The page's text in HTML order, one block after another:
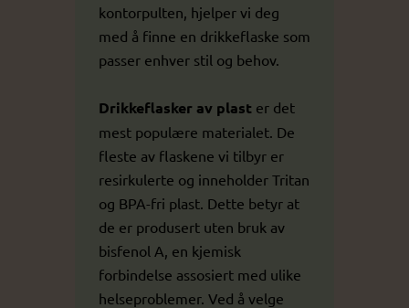
kontorpulten, hjelper vi deg
med å finne en drikkeflaske som
passer enhver stil og behov.
Drikkeflasker av plast er det
mest populære materialet. De
fleste av flaskene vi tilbyr er
resirkulerte og inneholder Tritan
og BPA-fri plast. Dette betyr at
de er produsert uten bruk av
bisfenol A, en kjemisk
forbindelse assosiert med ulike
helseproblemer. Ved å velge